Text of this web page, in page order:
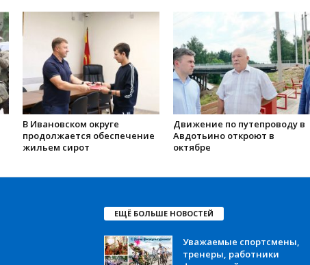
В Ивановском округе
продолжается обеспечение
жильем сирот
Движение по путепроводу в
Авдотьино откроют в
октябре
ЕЩЁ БОЛЬШЕ НОВОСТЕЙ
Уважаемые спортсмены,
тренеры, работники